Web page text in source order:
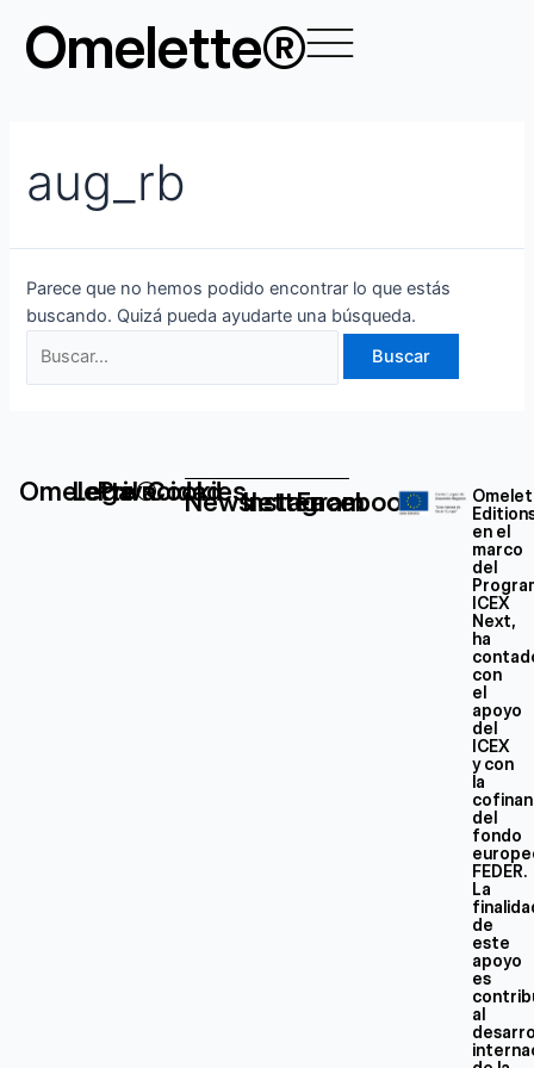
contenido
Omelette®
aug_rb
Parece que no hemos podido encontrar lo que estás
buscando. Quizá pueda ayudarte una búsqueda.
por:
Omelette®
Legal
Privacidad
Cookies
Newsletter
Instagram
Facebook
en el
marco
del
ICEX
Next,
ha
con
el
apoyo
del
ICEX
y con
la
del
fondo
FEDER.
La
de
este
apoyo
es
al